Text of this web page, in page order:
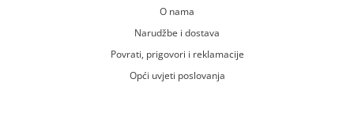
O nama
Narudžbe i dostava
Povrati, prigovori i reklamacije
Opći uvjeti poslovanja